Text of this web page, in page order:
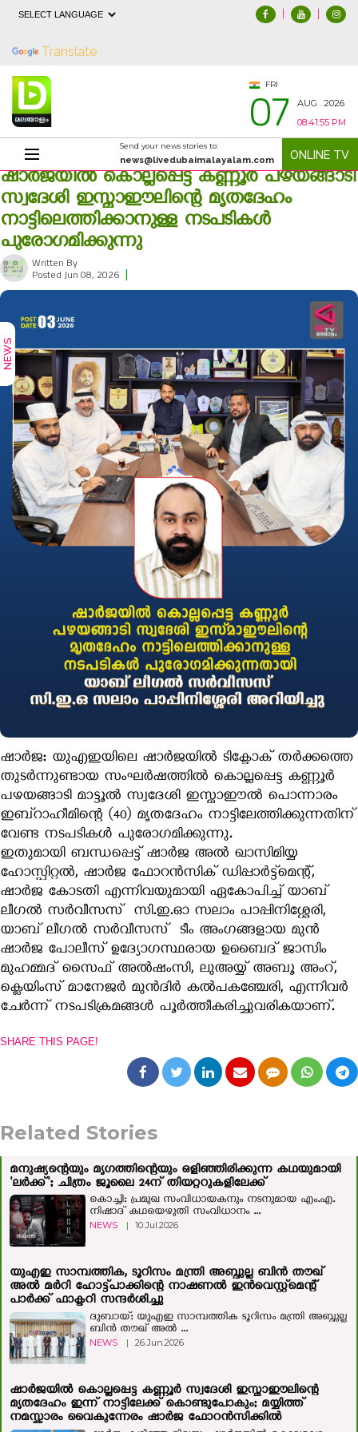
Translate
| |
FRI
07
AUG . 2026
08:41:56 PM
Send your news stories to:
news@livedubaimalayalam.com ONLINE TV
ഷാര്‍ജയില്‍ കൊല്ലപ്പെട്ട കണ്ണൂര്‍ പഴയങ്ങാടി
സ്വദേശി ഇസ്മാഈലിന്റെ മൃതദേഹം
നാട്ടിലെത്തിക്കാനുള്ള നടപടികള്‍
പുരോഗമിക്കുന്നു
Written By
Posted Jun 08, 2026 |
NEWS
ഷാർജ: യുഎഇയിലെ ഷാർജയിൽ ടിക്ടോക് തർക്കത്തെ
തുടർന്നുണ്ടായ സംഘർഷത്തിൽ കൊല്ലപ്പെട്ട കണ്ണൂർ
പഴയങ്ങാടി മാട്ടൂൽ സ്വദേശി ഇസ്മാഈല്‍ പൊന്നാരം
ഇബ്‌റാഹീമിന്റെ (40) മൃതദേഹം നാട്ടിലേത്തിക്കുന്നതിന്
വേണ്ട നടപടികള്‍ പുരോഗമിക്കുന്നു.
ഇതുമായി ബന്ധപ്പെട്ട് ഷാര്‍ജ അല്‍ ഖാസിമിയ്യ
ഹോസ്പിറ്റല്‍, ഷാര്‍ജ ഫോറന്‍സിക് ഡിപ്പാര്‍ട്ട്‌മെന്റ്,
ഷാര്‍ജ കോടതി എന്നിവയുമായി ഏകോപിച്ച് യാബ്
ലീഗല്‍ സര്‍വീസസ് സി.ഇ.ഓ സലാം പാപ്പിനിശ്ശേരി,
യാബ് ലീഗല്‍ സര്‍വീസസ് ടീം അംഗങ്ങളായ മുന്‍
ഷാര്‍ജ പോലീസ് ഉദ്യോഗസ്ഥരായ ഉബൈദ് ജാസിം
മുഹമ്മദ് സൈഫ് അല്‍ഷംസി, ലുഅയ്യ് അബൂ അംറ്,
ക്ലെയിംസ് മാനേജര്‍ മുൻദിർ കൽപകഞ്ചേരി, എന്നിവര്‍
ചേര്‍ന്ന്‌ നടപടിക്രമങ്ങള്‍ പൂര്‍ത്തീകരിച്ചുവരികയാണ്.
SHARE THIS PAGE!
Related Stories
മനുഷ്യന്റെയും മൃഗത്തിന്റെയും ഒളിഞ്ഞിരിക്കുന്ന കഥയുമായി
'ലർക്ക്'; ചിത്രം ജൂലൈ 24ന് തിയറ്ററുകളിലേക്ക്
കൊച്ചി: പ്രമുഖ സംവിധായകനും നടനുമായ എം.എ.
നിഷാദ് കഥയെഴുതി സംവിധാനം ...
NEWS | 10.Jul.2026
യുഎഇ സാമ്പത്തിക, ടൂറിസം മന്ത്രി അബ്ദുല്ല ബിന്‍ തൗഖ്
അല്‍ മര്‍റി ഹോട്ട്‌പാക്കിന്റെ നാഷണൽ ഇൻവെസ്റ്റ്മെന്റ്
പാർക്ക് ഫാക്ടറി സന്ദർശിച്ചു
ദുബായ്: യുഎഇ സാമ്പത്തിക ടൂറിസം മന്ത്രി അബ്ദുല്ല
ബിന്‍ തൗഖ് അല്‍ ...
NEWS | 26.Jun.2026
ഷാർജയിൽ കൊല്ലപ്പെട്ട കണ്ണൂർ സ്വദേശി ഇസ്മാഈലിന്റെ
മൃതദേഹം ഇന്ന് നാട്ടിലേക്ക് കൊണ്ടുപോകും; മയ്യിത്ത്
നമസ്കാരം വൈകുന്നേരം ഷാർജ ഫോറൻസിക്കിൽ